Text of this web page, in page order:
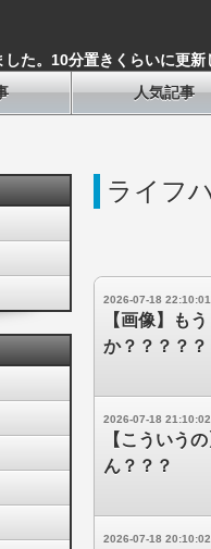
た。10分置きくらいに更新
人気記事
ライフ
2026-07-18 22:10:01
【画像】も
か？？？？
2026-07-18 21:10:02
【こういう
ん？？？
2026-07-18 20:10:02